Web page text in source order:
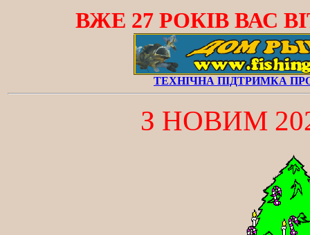
ВЖЕ 27 РОКІВ ВАС
ТЕХНІЧНА ПІДТРИМКА
З НОВИМ